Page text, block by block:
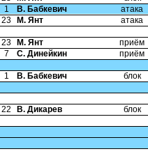
1
В. Бабкевич
атака
23
М. Янт атака
23 М. Янт
приём
7
С. Динейкин приём
1 В. Бабкевич блок
22 В. Дикарев блок